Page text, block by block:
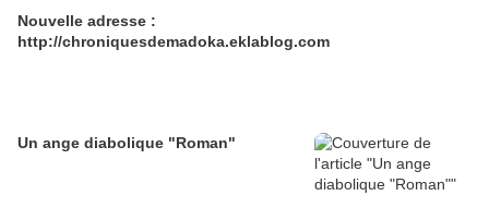
Nouvelle adresse :
http://chroniquesdemadoka.eklablog.com
Un ange diabolique "Roman"